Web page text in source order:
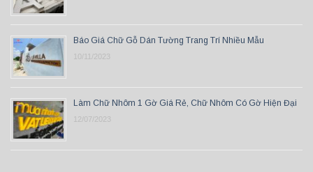
Báo Giá Chữ Gỗ Dán Tường Trang Trí Nhiều Mẫu
10/11/2023
Làm Chữ Nhôm 1 Gờ Giá Rẻ, Chữ Nhôm Có Gờ Hiện Đại
12/07/2023